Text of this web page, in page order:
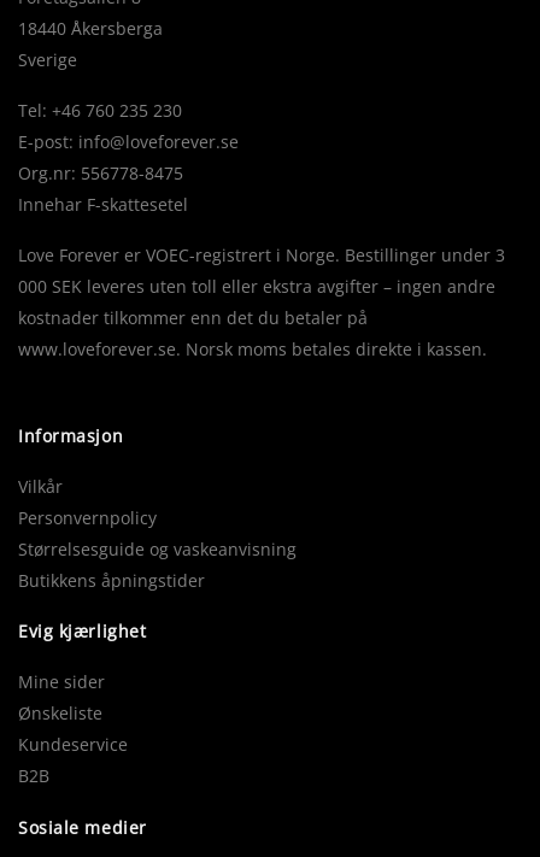
18440 Åkersberga
Sverige
Tel: +46 760 235 230
E-post: info@loveforever.se
Org.nr: 556778-8475
Innehar F-skattesetel
Love Forever er VOEC-registrert i Norge. Bestillinger under 3
000 SEK leveres uten toll eller ekstra avgifter – ingen andre
kostnader tilkommer enn det du betaler på
www.loveforever.se. Norsk moms betales direkte i kassen.
Informasjon
Vilkår
Personvernpolicy
Størrelsesguide og vaskeanvisning
Butikkens åpningstider
Evig kjærlighet
Mine sider
Ønskeliste
Kundeservice
B2B
Sosiale medier